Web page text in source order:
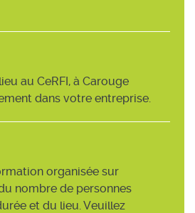
au CeRFI, à Carouge
dans votre entreprise.
organisée sur
nombre de personnes
et du lieu. Veuillez